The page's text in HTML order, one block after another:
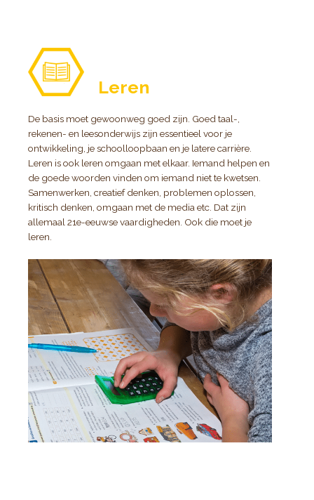
Leren
De basis moet gewoonweg goed zijn. Goed taal-,
rekenen- en leesonderwijs zijn essentieel voor je
ontwikkeling, je schoolloopbaan en je latere carrière.
Leren is ook leren omgaan met elkaar. Iemand helpen en
de goede woorden vinden om iemand niet te kwetsen.
Samenwerken, creatief denken, problemen oplossen,
kritisch denken, omgaan met de media etc. Dat zijn
allemaal 21e-eeuwse vaardigheden. Ook die moet je
leren.